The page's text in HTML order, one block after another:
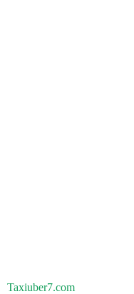
Taxiuber7.com